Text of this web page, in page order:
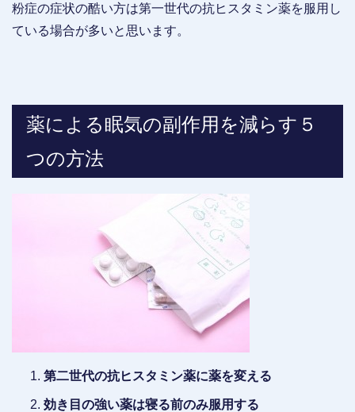
粉症の症状の酷い方は第一世代の抗ヒスタミン薬を服用し
ている場合が多いと思います。
薬による眠気の副作用を減らす５
つの方法
第二世代の抗ヒスタミン薬に薬を変える
効き目の強い薬は寝る前のみ服用する